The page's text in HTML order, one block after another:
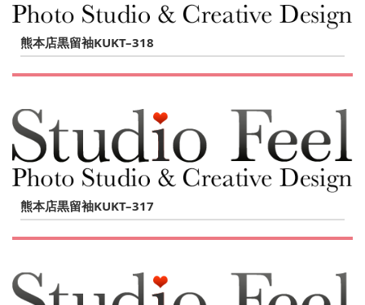
熊本店黒留袖KUKT–318
熊本店黒留袖KUKT–317